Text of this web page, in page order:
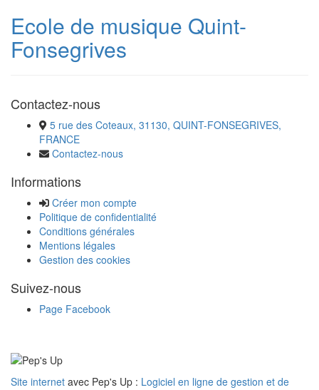
Ecole de musique Quint-
Fonsegrives
Contactez-nous
5 rue des Coteaux, 31130, QUINT-FONSEGRIVES,
FRANCE
Contactez-nous
Informations
Créer mon compte
Politique de confidentialité
Conditions générales
Mentions légales
Gestion des cookies
Suivez-nous
Page Facebook
Site internet avec Pep's Up : Logiciel en ligne de gestion et de